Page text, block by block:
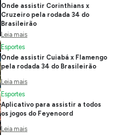
Onde assistir Corinthians x
Cruzeiro pela rodada 34 do
Brasileirão
Leia mais
Esportes
Onde assistir Cuiabá x Flamengo
pela rodada 34 do Brasileirão
Leia mais
Esportes
Aplicativo para assistir a todos
os jogos do Feyenoord
Leia mais